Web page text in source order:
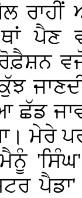
ਪੈਣ
ਮੇਰੇ